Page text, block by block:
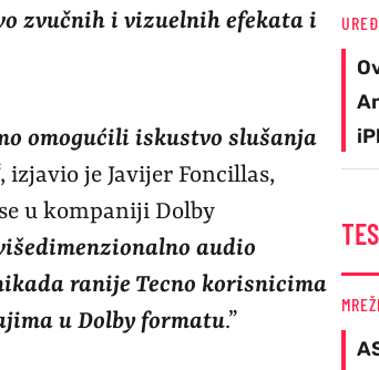
zvučnih i vizuelnih efekata i
omogućili iskustvo slušanja
izjavio je Javijer Foncillas,
u kompaniji Dolby
audio
ranije Tecno korisnicima
u Dolby formatu.”